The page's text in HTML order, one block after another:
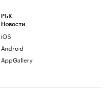
РБК
Новости
iOS
Android
AppGallery